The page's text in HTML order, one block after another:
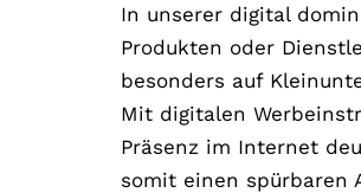
In unserer digital
Produkten oder
besonders auf
Mit digitalen
Präsenz im Internet
somit einen spürbaren